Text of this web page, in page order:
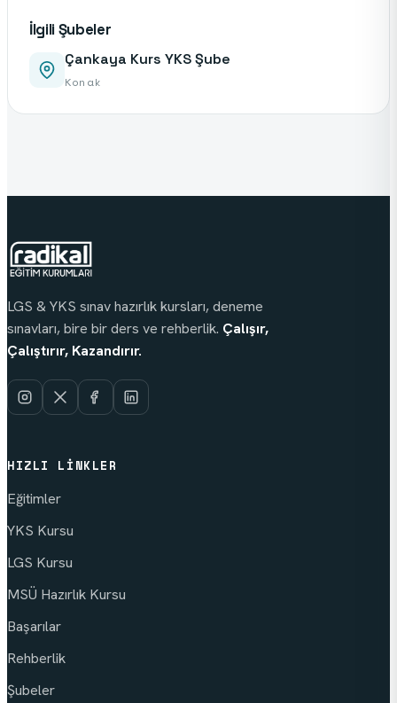
İlgili Şubeler
Çankaya Kurs YKS Şube
Konak
LGS & YKS sınav hazırlık kursları, deneme
sınavları, bire bir ders ve rehberlik. Çalışır,
Çalıştırır, Kazandırır.
HIZLI LINKLER
Eğitimler
YKS Kursu
LGS Kursu
MSÜ Hazırlık Kursu
Başarılar
Rehberlik
Şubeler